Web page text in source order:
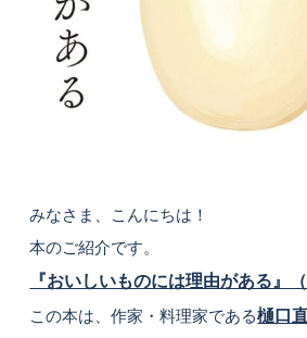
みなさま、こんにちは！
本のご紹介です。
『おいしいものには理由がある』
この本は、作家・料理家である樋口